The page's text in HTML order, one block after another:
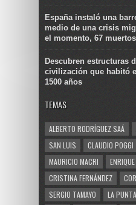
España instaló una
medio de una crisis
el momento, 67 muertos
Descubren estructuras
civilización que habitó
1500 años
TEMAS
ALBERTO RODRÍGUEZ SAÁ
SAN LUIS
CLAUDIO POGGI
MAURICIO MACRI
CRISTINA FERNÁNDEZ
SERGIO TAMAYO
LA PUNTA